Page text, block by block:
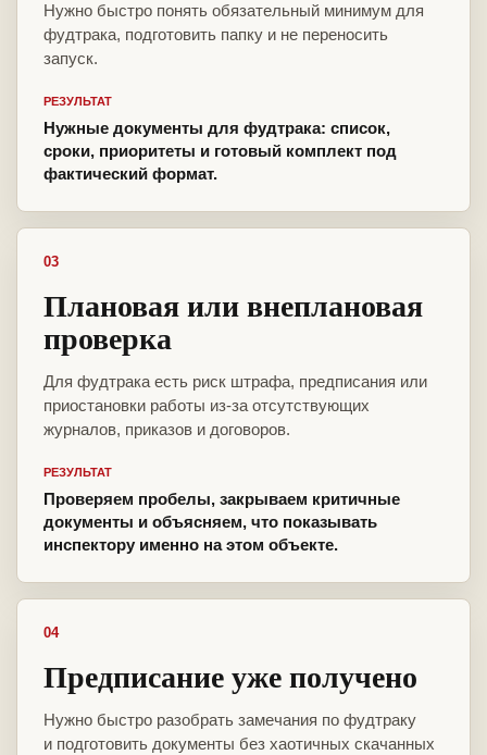
Нужно быстро понять обязательный минимум для
фудтрака, подготовить папку и не переносить
запуск.
РЕЗУЛЬТАТ
Нужные документы для фудтрака: список,
сроки, приоритеты и готовый комплект под
фактический формат.
03
Плановая или внеплановая
проверка
Для фудтрака есть риск штрафа, предписания или
приостановки работы из-за отсутствующих
журналов, приказов и договоров.
РЕЗУЛЬТАТ
Проверяем пробелы, закрываем критичные
документы и объясняем, что показывать
инспектору именно на этом объекте.
04
Предписание уже получено
Нужно быстро разобрать замечания по фудтраку
и подготовить документы без хаотичных скачанных